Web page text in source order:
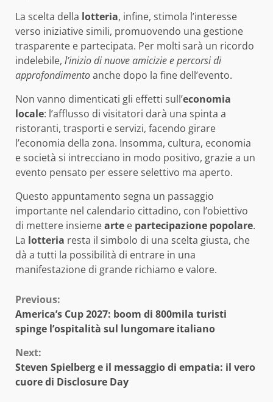
La scelta della lotteria, infine, stimola l’interesse
verso iniziative simili, promuovendo una gestione
trasparente e partecipata. Per molti sarà un ricordo
indelebile, l’inizio di nuove amicizie e percorsi di
approfondimentoanche dopo la fine dell’evento.
Non vanno dimenticati gli effetti sull’economia
locale: l’afflusso di visitatori darà una spinta a
ristoranti, trasporti e servizi, facendo girare
l’economia della zona. Insomma, cultura, economia
e società si intrecciano in modo positivo, grazie a un
evento pensato per essere selettivo ma aperto.
Questo appuntamento segna un passaggio
importante nel calendario cittadino, con l’obiettivo
di mettere insiemearte e partecipazione popolare.
La lotteria resta il simbolo di una scelta giusta, che
dà a tutti la possibilità di entrare in una
manifestazione di grande richiamo e valore.
Continue
Reading
Previous:
America’s Cup 2027: boom di 800mila turisti
spinge l’ospitalità sul lungomare italiano
Next:
Steven Spielberg e il messaggio di empatia: il vero
cuore di Disclosure Day